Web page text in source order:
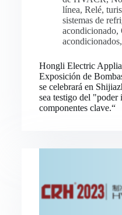
línea, Relé,
sistemas de
acondicionado,
acondicionados,
Hongli Electric
Exposición de
se celebrará en
sea testigo del
componentes clave.“